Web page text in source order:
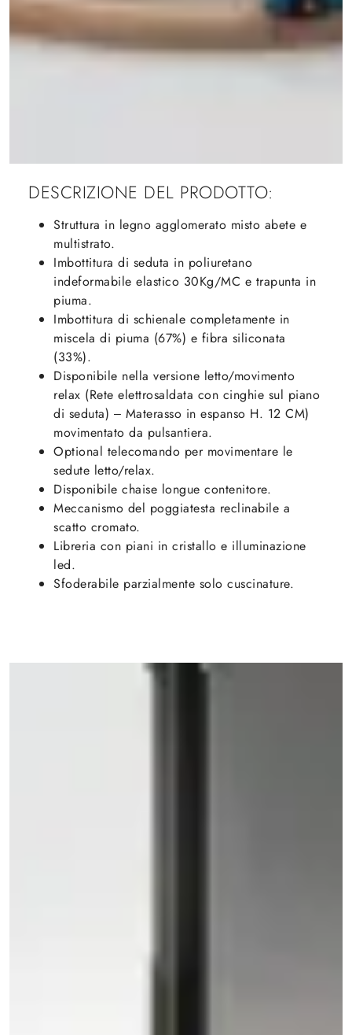
DESCRIZIONE DEL PRODOTTO:
Struttura in legno agglomerato misto abete e
multistrato.
Imbottitura di seduta in poliuretano
indeformabile elastico 30Kg/MC e trapunta in
piuma.
Imbottitura di schienale completamente in
miscela di piuma (67%) e fibra siliconata
(33%).
Disponibile nella versione letto/movimento
relax (Rete elettrosaldata con cinghie sul piano
di seduta) – Materasso in espanso H. 12 CM)
movimentato da pulsantiera.
Optional telecomando per movimentare le
sedute letto/relax.
Disponibile chaise longue contenitore.
Meccanismo del poggiatesta reclinabile a
scatto cromato.
Libreria con piani in cristallo e illuminazione
led.
Sfoderabile parzialmente solo cuscinature.